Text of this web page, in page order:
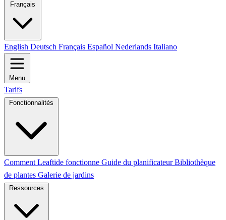
Français
English Deutsch Français Español Nederlands Italiano
Menu
Tarifs
Fonctionnalités
Comment Leaftide fonctionne Guide du planificateurBibliothèque
de plantes Galerie de jardins
Ressources